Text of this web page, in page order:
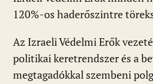
120%-os haderőszintre
Az Izraeli Védelmi Erők
politikai keretrendszer és a
megtagadókkal szembeni